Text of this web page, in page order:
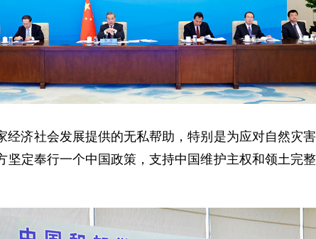
济社会发展提供的无私帮助，特别是为应对自然灾
定奉行一个中国政策，支持中国维护主权和领土完